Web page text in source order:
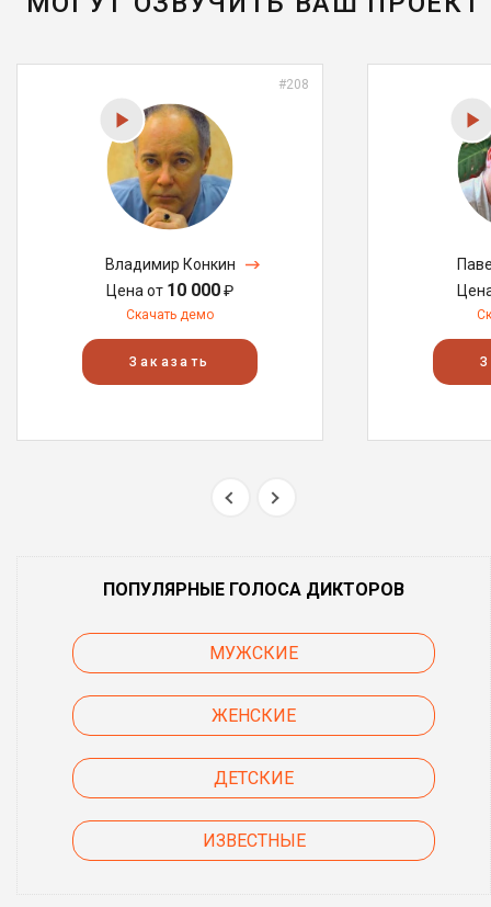
#208
Владимир Конкин
Цена от 10 000₽
Скачать демо
Заказать
ПОПУЛЯРНЫЕ ГОЛОСА ДИКТОРОВ
МУЖСКИЕ
ЖЕНСКИЕ
ДЕТСКИЕ
ИЗВЕСТНЫЕ